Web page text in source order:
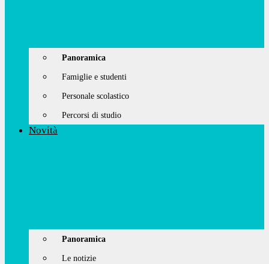
Panoramica
Famiglie e studenti
Personale scolastico
Percorsi di studio
Novità
Panoramica
Le notizie